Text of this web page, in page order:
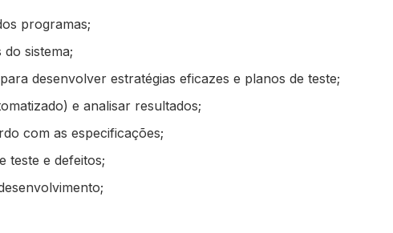
programas;
sistema;
desenvolver estratégias eficazes e planos de teste;
e analisar resultados;
com as especificações;
teste e defeitos;